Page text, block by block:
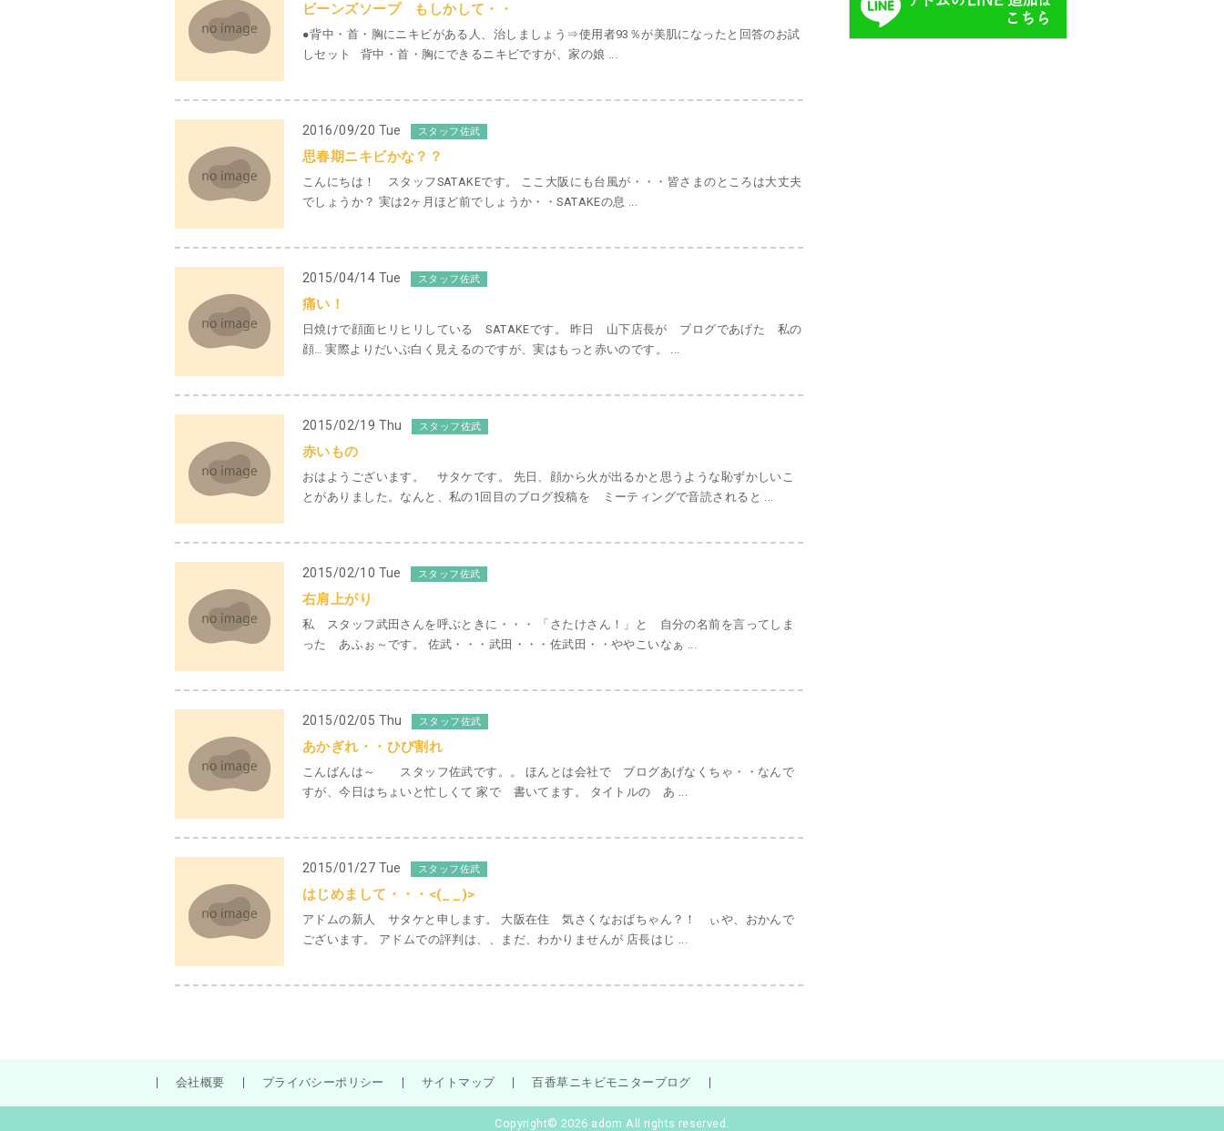
ビーンズソープ もしかして・・
●背中・首・胸にニキビがある人、治しましょう⇒使用者93％が美肌になったと回答のお試
しセット 背中・首・胸にできるニキビですが、家の娘 ...
2016/09/20 Tue スタッフ佐武
思春期ニキビかな？？
こんにちは！ スタッフSATAKEです。 ここ大阪にも台風が・・・皆さまのところは大丈夫
でしょうか？ 実は2ヶ月ほど前でしょうか・・SATAKEの息 ...
2015/04/14 Tue スタッフ佐武
痛い！
日焼けで顔面ヒリヒリしている SATAKEです。 昨日 山下店長が ブログであげた 私の
顔… 実際よりだいぶ白く見えるのですが、実はもっと赤いのです。 ...
2015/02/19 Thu スタッフ佐武
赤いもの
おはようございます。 サタケです。 先日、顔から火が出るかと思うような恥ずかしいこ
とがありました。なんと、私の1回目のブログ投稿を ミーティングで音読されると ...
2015/02/10 Tue スタッフ佐武
右肩上がり
私 スタッフ武田さんを呼ぶときに・・・ 「さたけさん！」と 自分の名前を言ってしま
った あふぉ～です。 佐武・・・武田・・・佐武田・・ややこいなぁ ...
2015/02/05 Thu スタッフ佐武
あかぎれ・・ひび割れ
こんばんは～ スタッフ佐武です。。 ほんとは会社で ブログあげなくちゃ・・なんで
すが、今日はちょいと忙しくて 家で 書いてます。 タイトルの あ ...
2015/01/27 Tue スタッフ佐武
はじめまして・・・<(_ _)>
アドムの新人 サタケと申します。 大阪在住 気さくなおばちゃん？！ ぃや、おかんで
ございます。 アドムでの評判は、、まだ、わかりませんが 店長はじ ...
会社概要 プライバシーポリシー サイトマップ 百香草ニキビモニターブログ
Copyright© 2026 adom All rights reserved.